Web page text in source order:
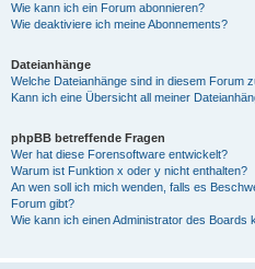
Wie kann ich ein Forum abonnieren?
Wie deaktiviere ich meine Abonnements?
Dateianhänge
Welche Dateianhänge sind in diesem Forum
Kann ich eine Übersicht all meiner
phpBB betreffende Fragen
Wer hat diese Forensoftware entwickelt?
Warum ist Funktion x oder y nicht enthalten?
An wen soll ich mich wenden, falls es
Forum gibt?
Wie kann ich einen Administrator des Boards